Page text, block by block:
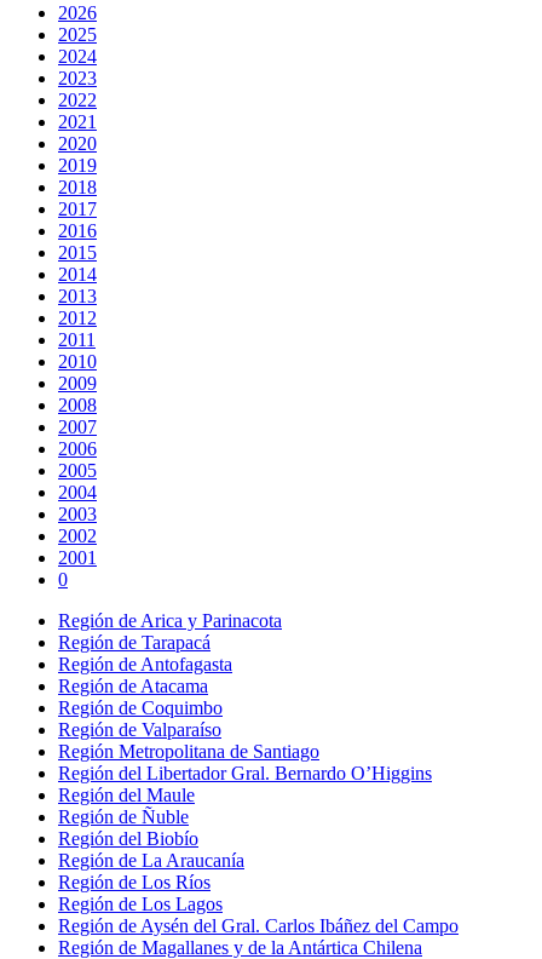
2026
2025
2024
2023
2022
2021
2020
2019
2018
2017
2016
2015
2014
2013
2012
2011
2010
2009
2008
2007
2006
2005
2004
2003
2002
2001
0
Región de Arica y Parinacota
Región de Tarapacá
Región de Antofagasta
Región de Atacama
Región de Coquimbo
Región de Valparaíso
Región Metropolitana de Santiago
Región del Libertador Gral. Bernardo O’Higgins
Región del Maule
Región de Ñuble
Región del Biobío
Región de La Araucanía
Región de Los Ríos
Región de Los Lagos
Región de Aysén del Gral. Carlos Ibáñez del Campo
Región de Magallanes y de la Antártica Chilena